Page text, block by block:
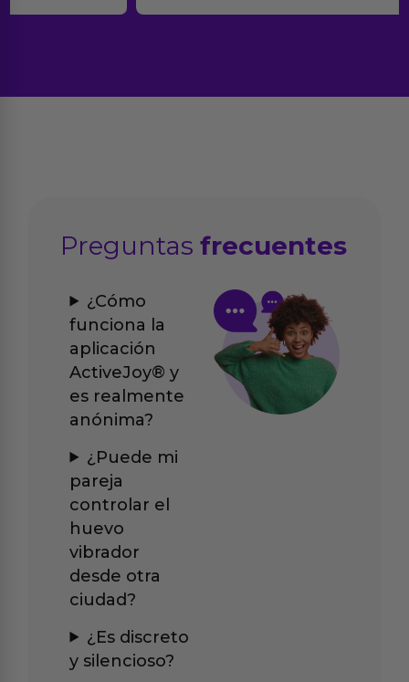
Preguntasfrecuentes
¿Cómo
funciona la
aplicación
ActiveJoy® y
es realmente
anónima?
¿Puede mi
pareja
controlar el
huevo
vibrador
desde otra
ciudad?
¿Es discreto
y silencioso?